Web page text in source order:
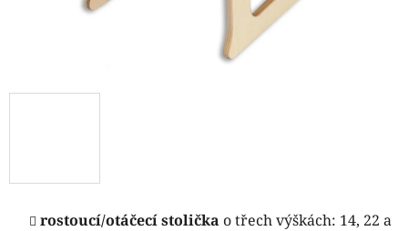
rostoucí/otáčecí stolička o třech výškách: 14, 22 a